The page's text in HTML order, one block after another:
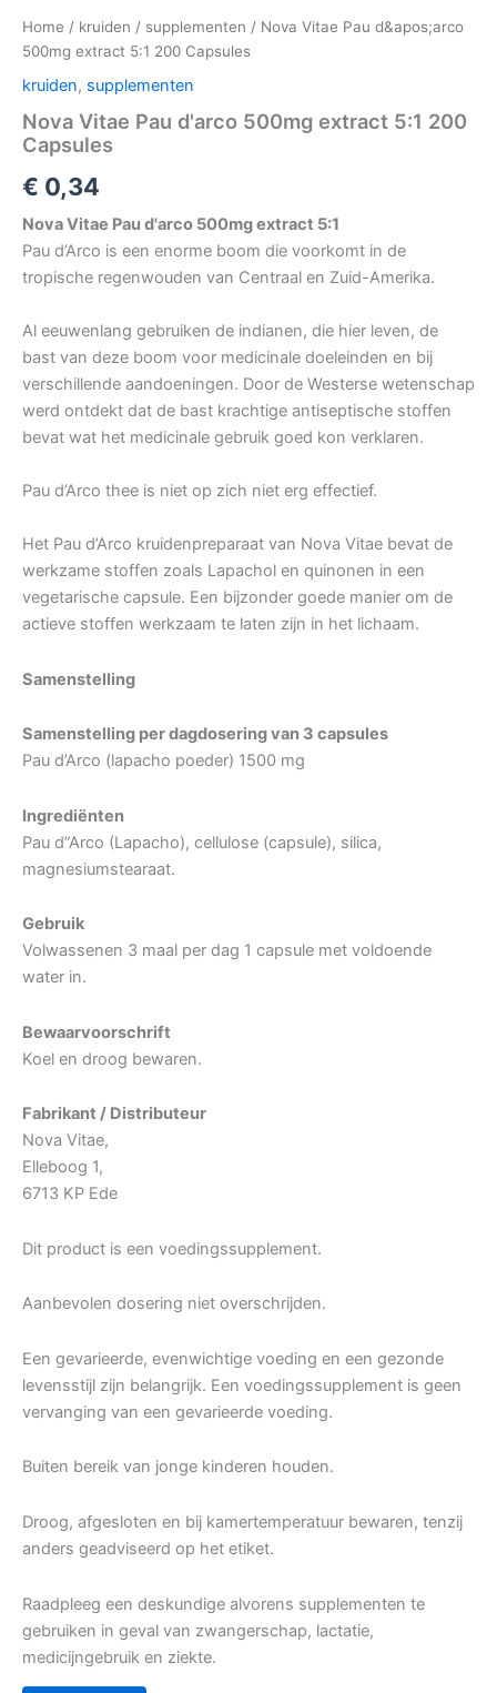
Home / kruiden / supplementen / Nova Vitae Pau d&apos;arco
500mg extract 5:1 200 Capsules
kruiden, supplementen
Nova Vitae Pau d'arco 500mg extract 5:1 200
Capsules
€ 0,34
Nova Vitae Pau d'arco 500mg extract 5:1
Pau d’Arco is een enorme boom die voorkomt in de
tropische regenwouden van Centraal en Zuid-Amerika.
Al eeuwenlang gebruiken de indianen, die hier leven, de
bast van deze boom voor medicinale doeleinden en bij
verschillende aandoeningen. Door de Westerse wetenschap
werd ontdekt dat de bast krachtige antiseptische stoffen
bevat wat het medicinale gebruik goed kon verklaren.
Pau d’Arco thee is niet op zich niet erg effectief.
Het Pau d’Arco kruidenpreparaat van Nova Vitae bevat de
werkzame stoffen zoals Lapachol en quinonen in een
vegetarische capsule. Een bijzonder goede manier om de
actieve stoffen werkzaam te laten zijn in het lichaam.
Samenstelling
Samenstelling per dagdosering van 3 capsules
Pau d’Arco (lapacho poeder) 1500 mg
Ingrediënten
Pau d”Arco (Lapacho), cellulose (capsule), silica,
magnesiumstearaat.
Gebruik
Volwassenen 3 maal per dag 1 capsule met voldoende
water in.
Bewaarvoorschrift
Koel en droog bewaren.
Fabrikant / Distributeur
Nova Vitae,
Elleboog 1,
6713 KP Ede
Dit product is een voedingssupplement.
Aanbevolen dosering niet overschrijden.
Een gevarieerde, evenwichtige voeding en een gezonde
levensstijl zijn belangrijk. Een voedingssupplement is geen
vervanging van een gevarieerde voeding.
Buiten bereik van jonge kinderen houden.
Droog, afgesloten en bij kamertemperatuur bewaren, tenzij
anders geadviseerd op het etiket.
Raadpleeg een deskundige alvorens supplementen te
gebruiken in geval van zwangerschap, lactatie,
medicijngebruik en ziekte.